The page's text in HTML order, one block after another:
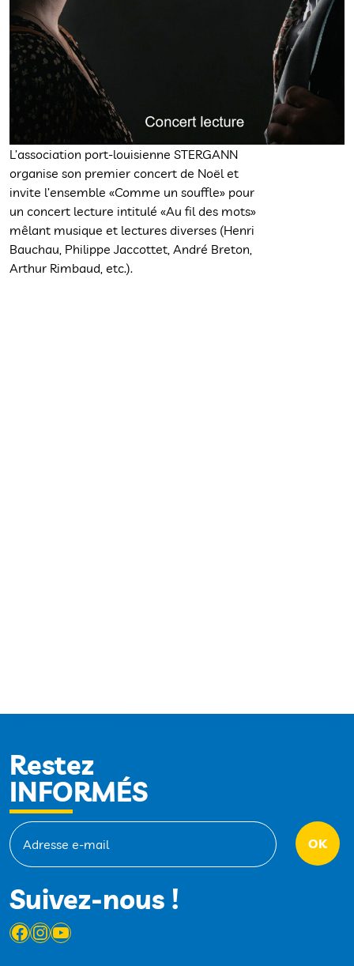
L’association port-louisienne STERGANN
organise son premier concert de Noël et
invite l’ensemble «Comme un souffle» pour
un concert lecture intitulé «Au fil des mots»
mêlant musique et lectures diverses (Henri
Bauchau, Philippe Jaccottet, André Breton,
Arthur Rimbaud, etc.).
Restez
INFORMÉS
Suivez-nous !
Facebook
Instagram
YouTube